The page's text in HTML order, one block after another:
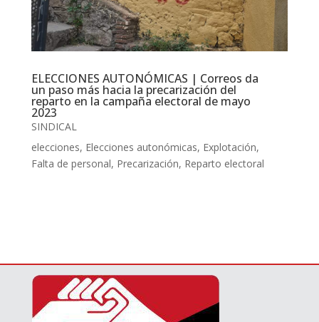
ELECCIONES AUTONÓMICAS | Correos da
un paso más hacia la precarización del
reparto en la campaña electoral de mayo
2023
SINDICAL
elecciones, Elecciones autonómicas, Explotación,
Falta de personal, Precarización, Reparto electoral